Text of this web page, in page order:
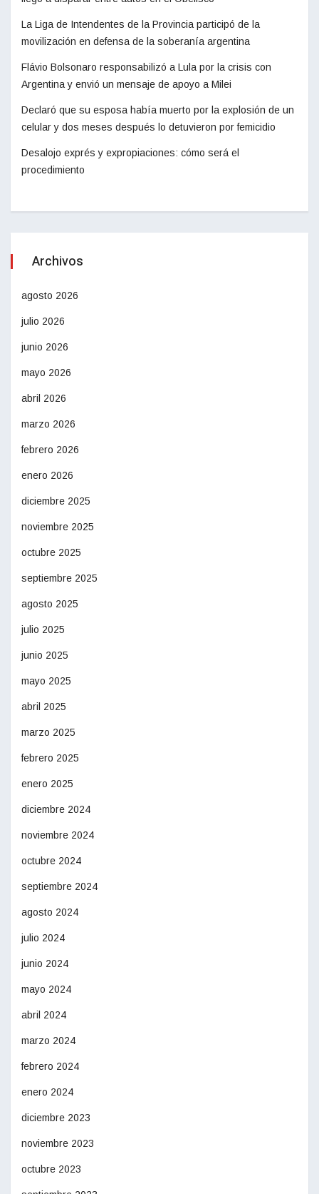
La Liga de Intendentes de la Provincia participó de la
movilización en defensa de la soberanía argentina
Flávio Bolsonaro responsabilizó a Lula por la crisis con
Argentina y envió un mensaje de apoyo a Milei
Declaró que su esposa había muerto por la explosión de un
celular y dos meses después lo detuvieron por femicidio
Desalojo exprés y expropiaciones: cómo será el
procedimiento
Archivos
agosto 2026
julio 2026
junio 2026
mayo 2026
abril 2026
marzo 2026
febrero 2026
enero 2026
diciembre 2025
noviembre 2025
octubre 2025
septiembre 2025
agosto 2025
julio 2025
junio 2025
mayo 2025
abril 2025
marzo 2025
febrero 2025
enero 2025
diciembre 2024
noviembre 2024
octubre 2024
septiembre 2024
agosto 2024
julio 2024
junio 2024
mayo 2024
abril 2024
marzo 2024
febrero 2024
enero 2024
diciembre 2023
noviembre 2023
octubre 2023